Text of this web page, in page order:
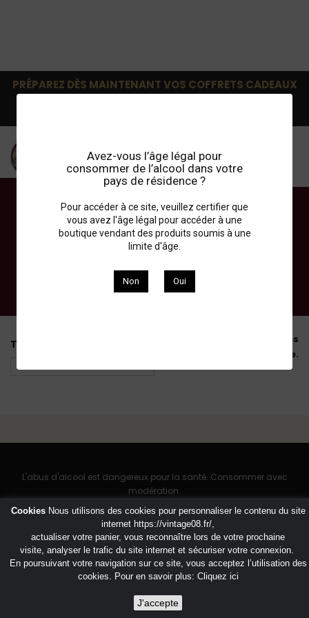
Avez-vous l’âge légal pour
consommer de l’alcool dans votre
pays de résidence ?
Pour accéder à ce site, veuillez certifier que
vous avez l'âge légal pour accéder à une
boutique vendant des produits soumis à une
limite d'âge.
Non Oui
PRÉPAREZ DÈS MAINTENANT VOS COFFRETS CADEAUX
!Retrait en magasin gratuit: Choisir transporteur
Connexion
Gigondas
d’appellation Gigondas.
Tri
Il n'y a aucun produit dans
cette catégorie.
CookiesNous utilisons des cookies pour personnaliser le contenu du site
internet https://vintage08.fr/,
actualiser votre panier, vous reconnaître lors de votre prochaine
visite, analyser le trafic du site internet et sécuriser votre connexion.
En poursuivant votre navigation sur ce site, vous acceptez l’utilisation des
cookies. Pour en savoir plus: Cliquez ici
J'accepte
L'abus d'alcool est dangereux pour la santé. Consommer avec
modération.